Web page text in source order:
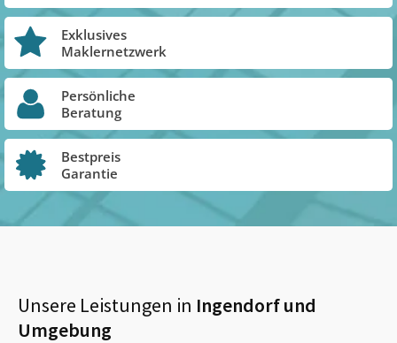
Exklusives
Maklernetzwerk
Persönliche
Beratung
Bestpreis
Garantie
Unsere Leistungen in Ingendorfund
Umgebung